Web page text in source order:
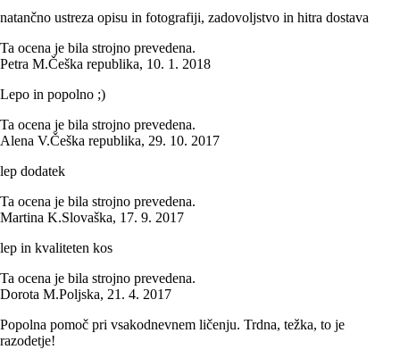
natančno ustreza opisu in fotografiji, zadovoljstvo in hitra dostava
Ta ocena je bila strojno prevedena.
Petra M.Češka republika, 10. 1. 2018
Lepo in popolno ;)
Ta ocena je bila strojno prevedena.
Alena V.Češka republika, 29. 10. 2017
lep dodatek
Ta ocena je bila strojno prevedena.
Martina K.Slovaška, 17. 9. 2017
lep in kvaliteten kos
Ta ocena je bila strojno prevedena.
Dorota M.Poljska, 21. 4. 2017
Popolna pomoč pri vsakodnevnem ličenju. Trdna, težka, to je
razodetje!